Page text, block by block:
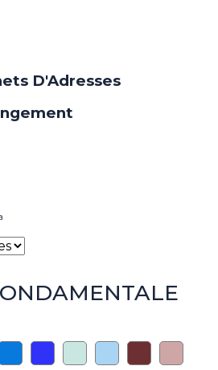
D'Adresses